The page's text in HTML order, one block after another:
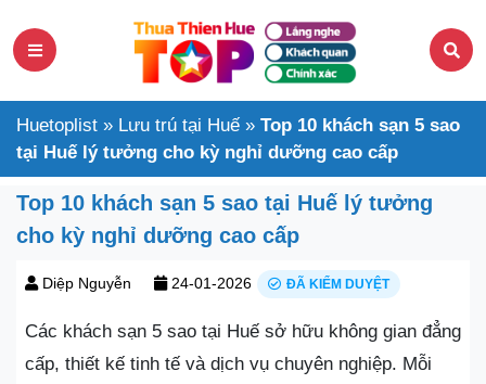
Huetoplist » Lưu trú tại Huế » Top 10 khách sạn 5 sao
tại Huế lý tưởng cho kỳ nghỉ dưỡng cao cấp
Top 10 khách sạn 5 sao tại Huế lý tưởng
cho kỳ nghỉ dưỡng cao cấp
Diệp Nguyễn 24-01-2026 ĐÃ KIỂM DUYỆT
Các khách sạn 5 sao tại Huế sở hữu không gian đẳng
cấp, thiết kế tinh tế và dịch vụ chuyên nghiệp. Mỗi